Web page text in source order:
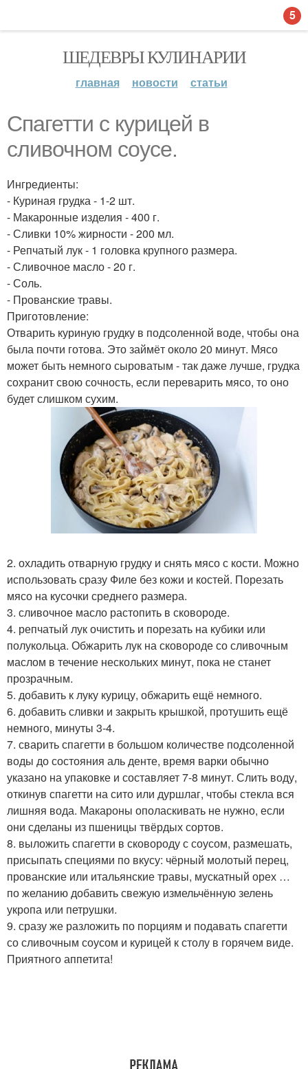
ШЕДЕВРЫ КУЛИНАРИИ
главная новости статьи
Спагетти с курицей в
сливочном соусе.
Ингредиенты:
- Куриная грудка - 1-2 шт.
- Макаронные изделия - 400 г.
- Сливки 10% жирности - 200 мл.
- Репчатый лук - 1 головка крупного размера.
- Сливочное масло - 20 г.
- Соль.
- Прованские травы.
Приготовление:
Отварить куриную грудку в подсоленной воде, чтобы она
была почти готова. Это займёт около 20 минут. Мясо
может быть немного сыроватым - так даже лучше, грудка
сохранит свою сочность, если переварить мясо, то оно
будет слишком сухим.
2. охладить отварную грудку и снять мясо с кости. Можно
использовать сразу Филе без кожи и костей. Порезать
мясо на кусочки среднего размера.
3. сливочное масло растопить в сковороде.
4. репчатый лук очистить и порезать на кубики или
полукольца. Обжарить лук на сковороде со сливочным
маслом в течение нескольких минут, пока не станет
прозрачным.
5. добавить к луку курицу, обжарить ещё немного.
6. добавить сливки и закрыть крышкой, протушить ещё
немного, минуты 3-4.
7. сварить спагетти в большом количестве подсоленной
воды до состояния аль денте, время варки обычно
указано на упаковке и составляет 7-8 минут. Слить воду,
откинув спагетти на сито или дуршлаг, чтобы стекла вся
лишняя вода. Макароны ополаскивать не нужно, если
они сделаны из пшеницы твёрдых сортов.
8. выложить спагетти в сковороду с соусом, размешать,
присыпать специями по вкусу: чёрный молотый перец,
прованские или итальянские травы, мускатный орех …
по желанию добавить свежую измельчённую зелень
укропа или петрушки.
9. сразу же разложить по порциям и подавать спагетти
со сливочным соусом и курицей к столу в горячем виде.
Приятного аппетита!
5